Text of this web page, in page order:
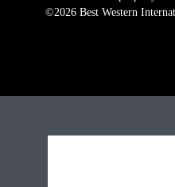
©2026 Best Western